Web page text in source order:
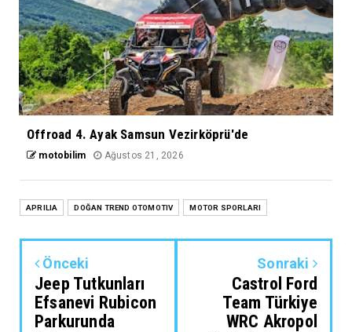
Offroad 4. Ayak Samsun Vezirköprü'de
motobilim Ağustos 21, 2026
APRILIA DOĞAN TREND OTOMOTIV MOTOR SPORLARI
Önceki
Jeep Tutkunları
Efsanevi Rubicon
Parkurunda
Sonraki
Castrol Ford
Team Türkiye
WRC Akropol